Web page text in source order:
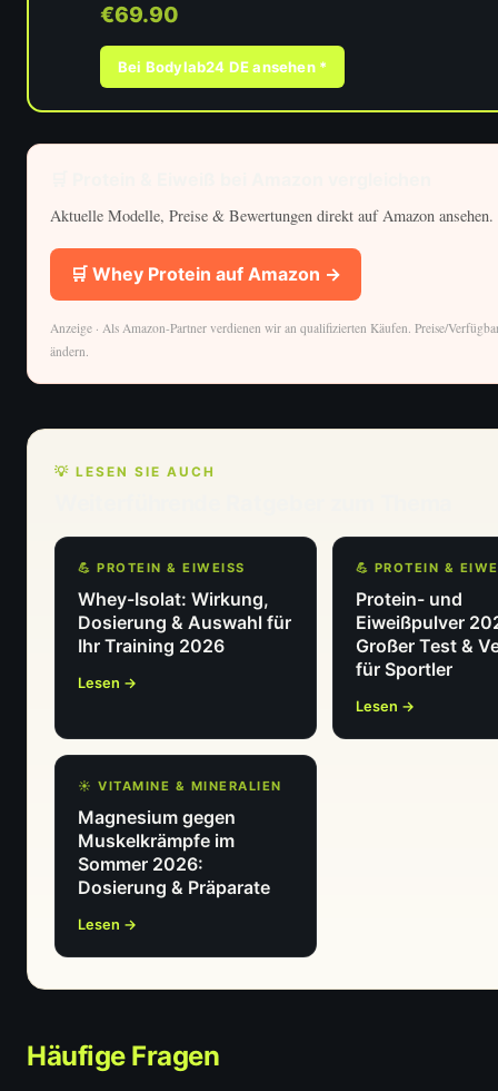
€69.90
Bei Bodylab24 DE ansehen *
Aktuelle Modelle, Preise & Bewertungen direkt auf Amazon ansehen.
🛒 Whey Protein auf Amazon →
Anzeige · Als Amazon-Partner verdienen wir an qualifizierten Käufen. Preise/
ändern.
💡 LESEN SIE AUCH
💪 PROTEIN & EIWEISS
Whey-Isolat: Wirkung,
Dosierung & Auswahl für
Ihr Training 2026
Lesen →
💪 PROTEIN &
Protein- und
Eiweißpulver
Großer Test &
für Sportler
Lesen →
☀️ VITAMINE & MINERALIEN
Magnesium gegen
Muskelkrämpfe im
Sommer 2026:
Dosierung & Präparate
Lesen →
Häufige Fragen